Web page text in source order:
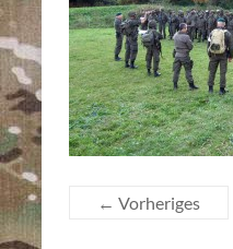
← Vorheriges